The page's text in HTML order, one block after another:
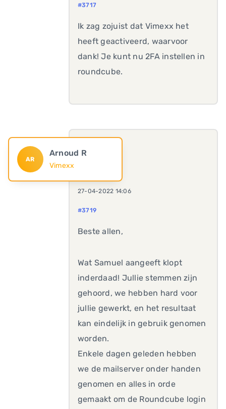
#3717
Ik zag zojuist dat Vimexx het
heeft geactiveerd, waarvoor
dank! Je kunt nu 2FA instellen in
roundcube.
AR
Arnoud R
Vimexx
27-04-2022 14:06
#3719
Beste allen,
Wat Samuel aangeeft klopt
inderdaad! Jullie stemmen zijn
gehoord, we hebben hard voor
jullie gewerkt, en het resultaat
kan eindelijk in gebruik genomen
worden.
Enkele dagen geleden hebben
we de mailserver onder handen
genomen en alles in orde
gemaakt om de Roundcube login